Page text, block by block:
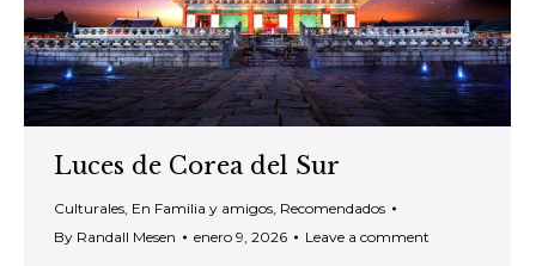
Luces de Corea del Sur
Culturales En Familia y amigos Recomendados
By Randall Mesen enero 9, 2026 Leave a comment